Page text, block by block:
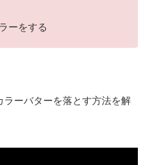
ーをする
ラーバターを落とす方法を解